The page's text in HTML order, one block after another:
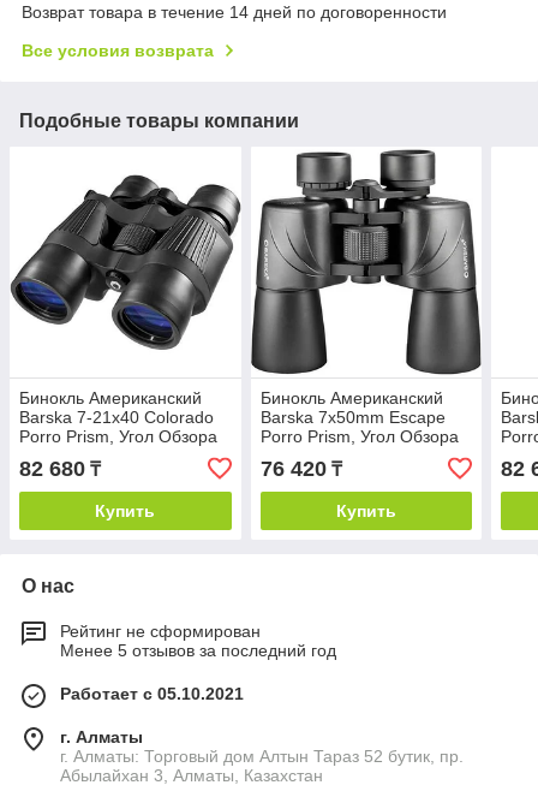
Возврат товара в течение 14 дней по договоренности
Все условия возврата
Подобные товары компании
Бинокль Американский
Barska 7-21x40 Colorado
Porro Prism, Угол Обзора
5.2 Градуса при 7x
82 680 ₸
Купить
Бинокль Американский
Barska 7x50mm Escape
Porro Prism, Угол Обзора
7.1 Градус, Черный
76 420₸
Купить
82
О нас
Рейтинг не сформирован
Менее 5 отзывов за последний год
Работает с 05.10.2021
г. Алматы
г. Алматы: Торговый дом Алтын Тараз 52 бутик, пр.
Абылайхан 3, Алматы, Казахстан